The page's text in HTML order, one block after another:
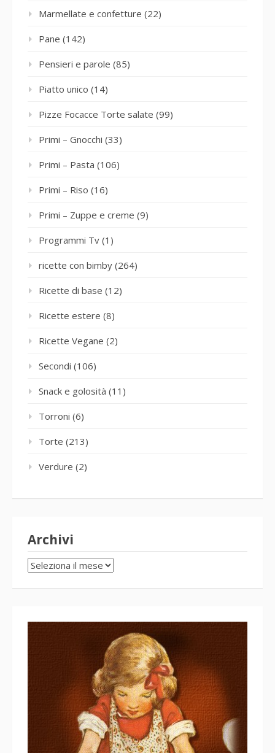
Marmellate e confetture (22)
Pane (142)
Pensieri e parole (85)
Piatto unico (14)
Pizze Focacce Torte salate (99)
Primi – Gnocchi (33)
Primi – Pasta (106)
Primi – Riso (16)
Primi – Zuppe e creme (9)
Programmi Tv (1)
ricette con bimby (264)
Ricette di base (12)
Ricette estere (8)
Ricette Vegane (2)
Secondi (106)
Snack e golosità (11)
Torroni (6)
Torte (213)
Verdure (2)
Archivi
Archivi